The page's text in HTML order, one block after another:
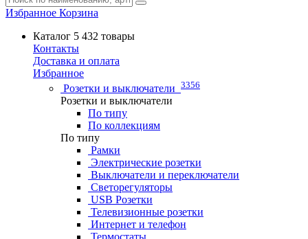
Избранное Корзина
Каталог 5 432 товары
Контакты
Доставка и оплата
Избранное
Розетки и выключатели 3356
Розетки и выключатели
По типу
По коллекциям
По типу
Рамки
Электрические розетки
Выключатели и переключатели
Светорегуляторы
USB Розетки
Телевизионные розетки
Интернет и телефон